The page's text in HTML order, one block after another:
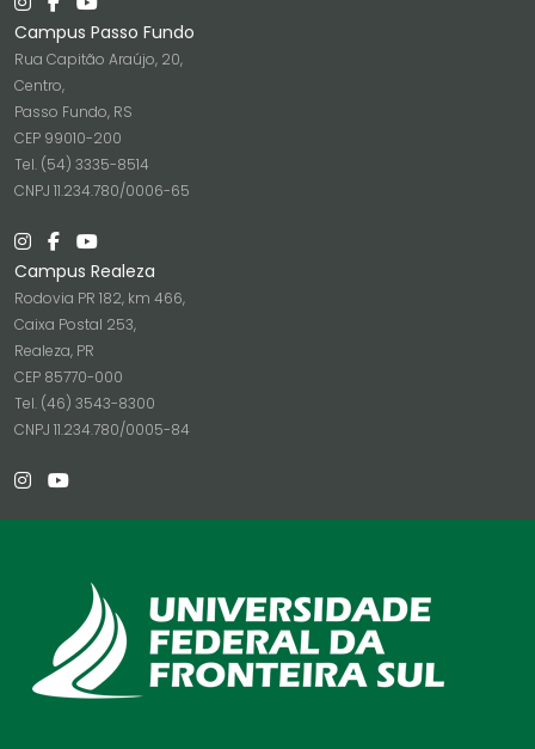
Campus Passo Fundo
Rua Capitão Araújo, 20,
Centro,
Passo Fundo, RS
CEP 99010-200
Tel. (54) 3335-8514
CNPJ 11.234.780/0006-65
Campus Realeza
Rodovia PR 182, km 466,
Caixa Postal 253,
Realeza, PR
CEP 85770-000
Tel. (46) 3543-8300
CNPJ 11.234.780/0005-84